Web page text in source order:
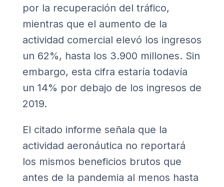
por la recuperación del tráfico,
mientras que el aumento de la
actividad comercial elevó los ingresos
un 62%, hasta los 3.900 millones. Sin
embargo, esta cifra estaría todavía
un 14% por debajo de los ingresos de
2019.
El citado informe señala que la
actividad aeronáutica no reportará
los mismos beneficios brutos que
antes de la pandemia al menos hasta